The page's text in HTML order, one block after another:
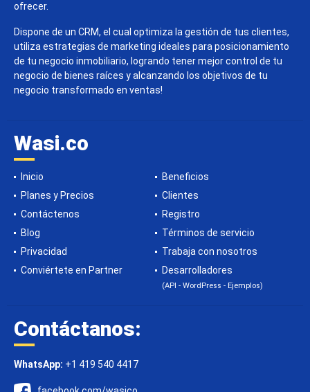
ofrecer.
Dispone de un CRM, el cual optimiza la gestión de tus clientes,
utiliza estrategias de marketing ideales para posicionamiento
de tu negocio inmobiliario, logrando tener mejor control de tu
negocio de bienes raíces y alcanzando los objetivos de tu
negocio transformado en ventas!
Wasi.co
Inicio
Beneficios
Planes y Precios
Clientes
Contáctenos
Registro
Blog
Términos de servicio
Privacidad
Trabaja con nosotros
Conviértete en Partner
Desarrolladores
(API - WordPress - Ejemplos)
Contáctanos:
WhatsApp: +1 419 540 4417